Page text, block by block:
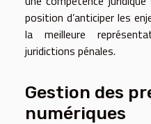
position d’anticiper les
la meilleure
juridictions pénales.
Gestion des
numériques